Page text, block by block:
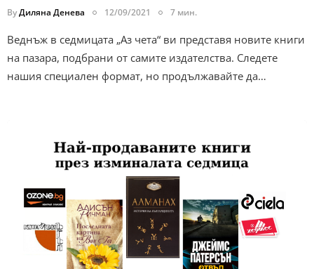
ByДиляна Денева 12/09/2021 7 мин.
Веднъж в седмицата „Аз чета“ ви представя новите книги
на пазара, подбрани от самите издателства. Следете
нашия специален формат, но продължавайте да…